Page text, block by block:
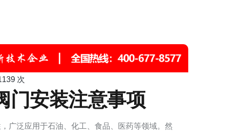
次
门安装注意事项
广泛应用于石油、化工、食品、医药等领域。然